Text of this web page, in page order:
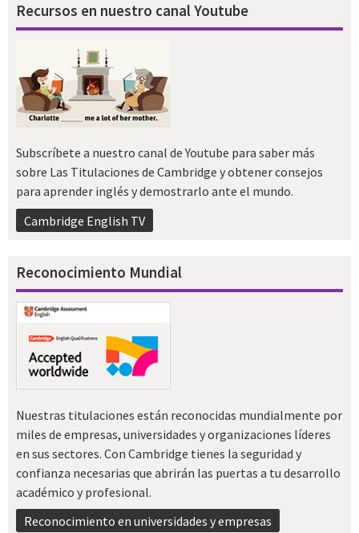
Recursos en nuestro canal Youtube
Subscríbete a nuestro canal de Youtube para saber más
sobre Las Titulaciones de Cambridge y obtener consejos
para aprender inglés y demostrarlo ante el mundo.
Cambridge English TV
Reconocimiento Mundial
Nuestras titulaciones están reconocidas mundialmente por
miles de empresas, universidades y organizaciones líderes
en sus sectores. Con Cambridge tienes la seguridad y
confianza necesarias que abrirán las puertas a tu desarrollo
académico y profesional.
Reconocimiento en universidades y empresas